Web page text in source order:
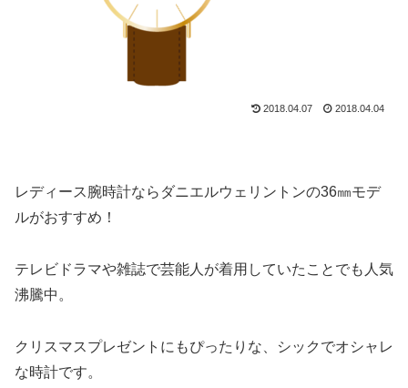
2018.04.07 2018.04.04
レディース腕時計ならダニエルウェリントンの36㎜モデ
ルがおすすめ！
テレビドラマや雑誌で芸能人が着用していたことでも人気
沸騰中。
クリスマスプレゼントにもぴったりな、シックでオシャレ
な時計です。